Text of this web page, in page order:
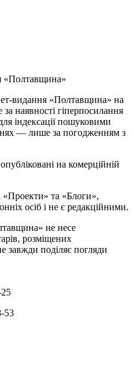
«Полтавщина»
видання «Полтавщина» на
наявності гіперпосилання
індексації пошуковими
— лише за погодженням з
на комерційній
«Проекти» та «Блоги»,
осіб і не є редакційними.
не несе
розміщених
завжди поділяє погляди
53